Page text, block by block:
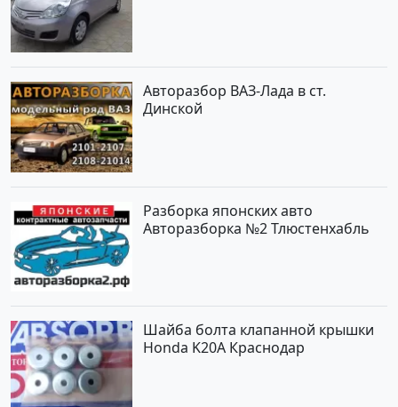
Авторазбор ВАЗ-Лада в ст.
Динской
Разборка японских авто
Авторазборка №2 Тлюстенхабль
Шайба болта клапанной крышки
Honda K20A Краснодар